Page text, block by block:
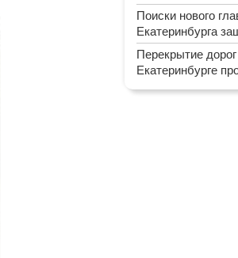
Поиски нового
Екатеринбурга
Перекрытие
Екатеринбурге